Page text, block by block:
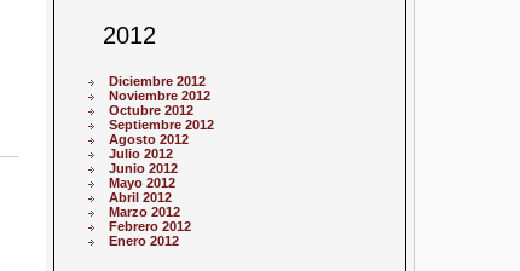
2012
Diciembre 2012
Noviembre 2012
Octubre 2012
Septiembre 2012
Agosto 2012
Julio 2012
Junio 2012
Mayo 2012
Abril 2012
Marzo 2012
Febrero 2012
Enero 2012